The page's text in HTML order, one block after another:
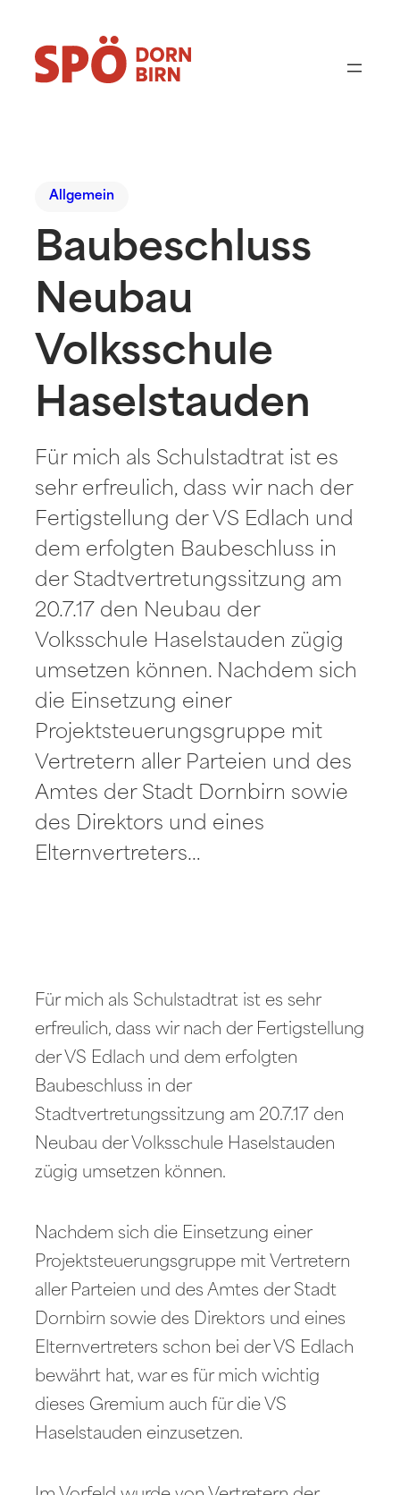
Allgemein
Baubeschluss
Neubau
Volksschule
Haselstauden
Für mich als Schulstadtrat ist es
sehr erfreulich, dass wir nach der
Fertigstellung der VS Edlach und
dem erfolgten Baubeschluss in
der Stadtvertretungssitzung am
20.7.17 den Neubau der
Volksschule Haselstauden zügig
umsetzen können. Nachdem sich
die Einsetzung einer
Projektsteuerungsgruppe mit
Vertretern aller Parteien und des
Amtes der Stadt Dornbirn sowie
des Direktors und eines
Elternvertreters…
Für mich als Schulstadtrat ist es sehr
erfreulich, dass wir nach der Fertigstellung
der VS Edlach und dem erfolgten
Baubeschluss in der
Stadtvertretungssitzung am 20.7.17 den
Neubau der Volksschule Haselstauden
zügig umsetzen können.
Nachdem sich die Einsetzung einer
Projektsteuerungsgruppe mit Vertretern
aller Parteien und des Amtes der Stadt
Dornbirn sowie des Direktors und eines
Elternvertreters schon bei der VS Edlach
bewährt hat, war es für mich wichtig
dieses Gremium auch für die VS
Haselstauden einzusetzen.